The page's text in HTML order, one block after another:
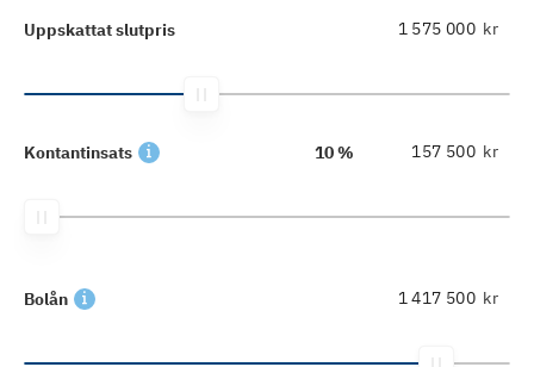
Uppskattat slutpris kr
Kontantinsats 10 % kr
Bolån kr